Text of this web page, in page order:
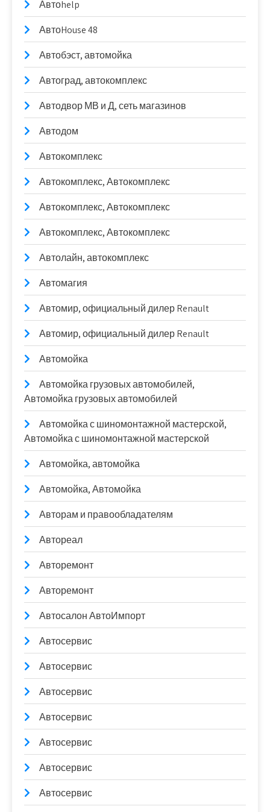
Автоhelp
АвтоHouse 48
Автобэст, автомойка
Автоград, автокомплекс
Автодвор МВ и Д, сеть магазинов
Автодом
Автокомплекс
Автокомплекс, Автокомплекс
Автокомплекс, Автокомплекс
Автокомплекс, Автокомплекс
Автолайн, автокомплекс
Автомагия
Автомир, официальный дилер Renault
Автомир, официальный дилер Renault
Автомойка
Автомойка грузовых автомобилей,
Автомойка грузовых автомобилей
Автомойка с шиномонтажной мастерской,
Автомойка с шиномонтажной мастерской
Автомойка, автомойка
Автомойка, Автомойка
Авторам и правообладателям
Автореал
Авторемонт
Авторемонт
Автосалон АвтоИмпорт
Автосервис
Автосервис
Автосервис
Автосервис
Автосервис
Автосервис
Автосервис